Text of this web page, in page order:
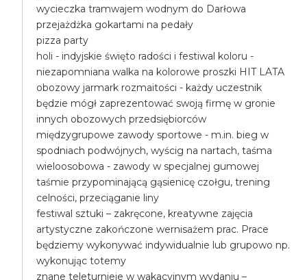
wycieczka tramwajem wodnym do Darłowa
przejażdżka gokartami na pedały
pizza party
holi - indyjskie święto radości i festiwal koloru -
niezapomniana walka na kolorowe proszki HIT LATA
obozowy jarmark rozmaitości - każdy uczestnik
będzie mógł zaprezentować swoją firmę w gronie
innych obozowych przedsiębiorców
międzygrupowe zawody sportowe - m.in. bieg w
spodniach podwójnych, wyścig na nartach, taśma
wieloosobowa - zawody w specjalnej gumowej
taśmie przypominającą gąsienicę czołgu, trening
celności, przeciąganie liny
festiwal sztuki – zakręcone, kreatywne zajęcia
artystyczne zakończone wernisażem prac. Prace
będziemy wykonywać indywidualnie lub grupowo np.
wykonując totemy
znane teleturnieje w wakacyjnym wydaniu –